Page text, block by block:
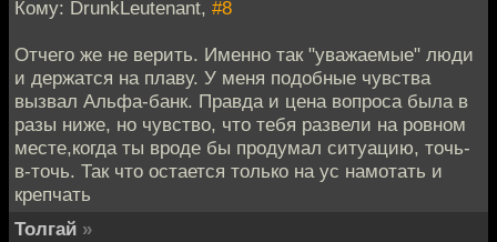
Кому: DrunkLeutenant, #8
Отчего же не верить. Именно так "уважаемые" люди
и держатся на плаву. У меня подобные чувства
вызвал Альфа-банк. Правда и цена вопроса была в
разы ниже, но чувство, что тебя развели на ровном
месте,когда ты вроде бы продумал ситуацию, точь-
в-точь. Так что остается только на ус намотать и
крепчать
Толгай »